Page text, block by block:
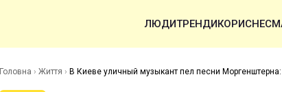
ЛЮДИТРЕНДИКОРИСНЕ
Головна › Життя › В Киеве уличный музыкант пел песни